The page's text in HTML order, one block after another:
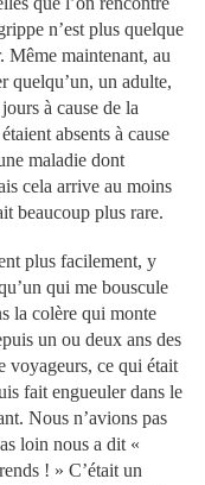
n’est plus quelque
Même maintenant, au
quelqu’un, un adulte,
à cause de la
absents à cause
maladie dont
cela arrive au moins
beaucoup plus rare.
plus facilement, y
qui me bouscule
la colère qui monte
un ou deux ans des
voyageurs, ce qui était
fait engueuler dans le
Nous n’avions pas
loin nous a dit «
! » C’était un